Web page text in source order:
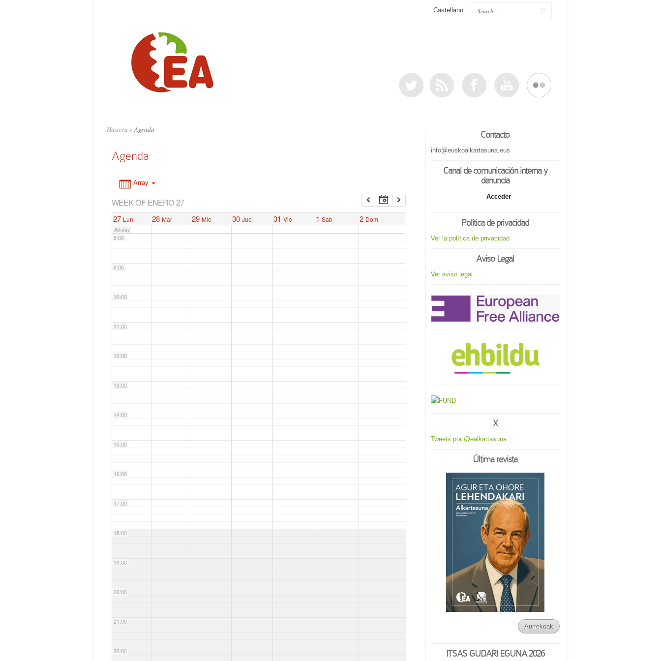
Castellano
Hasiera »Agenda
Agenda
Array
WEEK OF ENERO 27
27 Lun 28 Mar 29 Mie 30 Jue 31 Vie 1 Sab 2 Dom
All-day
6:00
8:00
9:00
10:00
11:00
12:00
13:00
14:00
15:00
16:00
17:00
18:00
19:00
20:00
21:00
22:00
Contacto
info@euskoalkartasuna.eus
Canal de comunicación interna y
denuncia
Acceder
Política de privacidad
Ver la política de privacidad
Aviso Legal
Ver aviso legal
X
Tweets por @ealkartasuna
Última revista
Aurrekoak
ITSAS GUDARI EGUNA 2026